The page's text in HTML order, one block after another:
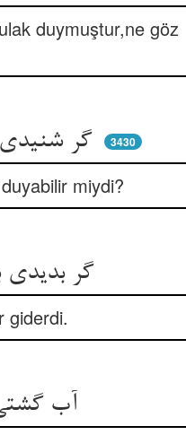
duymuştur,ne göz
گر شنیدی اذن کی ماندی اذن ** یا کجا کردی دگر ضبط سخن 3430
miydi?
گر بدیدی برف و یخ خورشید را ** از یخی برداشتی اومید را
giderdi.